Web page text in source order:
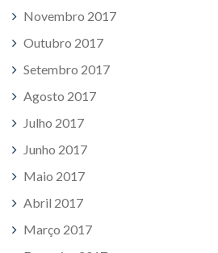
Novembro 2017
Outubro 2017
Setembro 2017
Agosto 2017
Julho 2017
Junho 2017
Maio 2017
Abril 2017
Março 2017